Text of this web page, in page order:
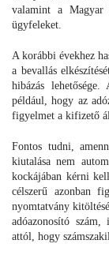
valamint a Magyar
ügyfeleket.
A korábbi évekhez
a bevallás
hibázás
például, hogy az
figyelmet a kifizető
Fontos tudni,
kiutalása nem
kockájában kérni
célszerű azonban
nyomtatvány
adóazonosító
attól, hogy